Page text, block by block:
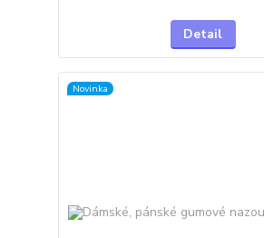
Detail
Novinka